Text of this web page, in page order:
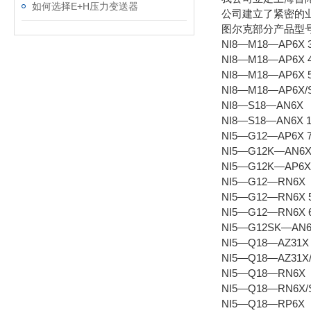
如何选择E+H压力变送器
公司建立了紧密的
图尔克部分产品型
NI8—M18—AP6X
NI8—M18—AP6X
NI8—M18—AP6X
NI8—M18—AP6X/
NI8—S18—AN6X
NI8—S18—AN6X
NI5—G12—AP6X
NI5—G12K—AP6X
NI5—G12—RN6X
NI5—G12—RN6X
NI5—G12—RN6X
NI5—Q18—AZ31X
NI5—Q18—RN6X
NI5—Q18—RN6X/
NI5—Q18—RP6X